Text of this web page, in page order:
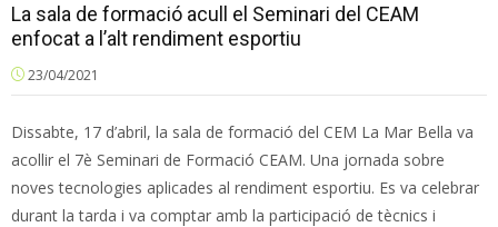
La sala de formació acull el Seminari del CEAM
enfocat a l’alt rendiment esportiu
23/04/2021
Dissabte, 17 d’abril, la sala de formació del CEM La Mar Bella va
acollir el 7è Seminari de Formació CEAM. Una jornada sobre
noves tecnologies aplicades al rendiment esportiu. Es va celebrar
durant la tarda i va comptar amb la participació de tècnics i